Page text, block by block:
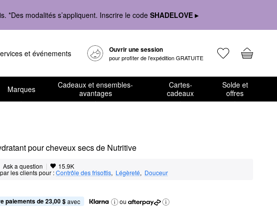
*Des modalités s’appliquent. Inscrire le code SHADELOVE ▸
et événements Ouvrir une session
pour profiter de l’expédition GRATUITE
Marques
Cadeaux et ensembles-
avantages
Cartes-
cadeaux
Solde et
offres
pour cheveux secs de Nutritive
Ask a question | 15.9K
les clients pour :Contrôle des frisottis, Légèreté, Douceur
paiements de 23,00 $ avec
ou